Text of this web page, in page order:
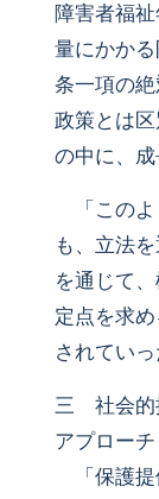
障害者福
量にかか
条一項の
政策とは
の中に、成
「このよ
も、立法
を通じて
定点を求
されていっ
三 社会的
アプローチ
「保護提